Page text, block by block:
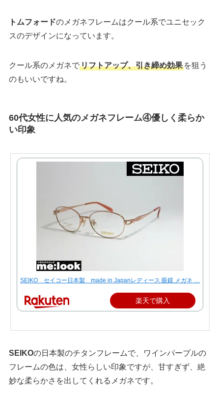
トムフォードのメガネフレームはクール系でユニセック
スのデザインになっています。
クール系のメガネでリフトアップ、引き締め効果を狙う
のもいいですね。
60代女性に人気のメガネフレーム④優しく柔らか
い印象
SEIKO セイコー日本製 made in Japanレディース 眼鏡 メガネ …
楽天で購入
SEIKOの日本製のチタンフレームで、ワインパープルの
フレームの色は、女性らしい印象ですが、甘すぎず、絶
妙な柔らかさを出してくれるメガネです。